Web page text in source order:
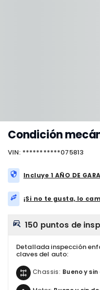
Condición
VIN: ***********075813
Incluye 1 AÑO DE
¡Si no te gusta, lo
150 puntos de
Detallada inspección
claves del auto:
Chassis: Bueno y